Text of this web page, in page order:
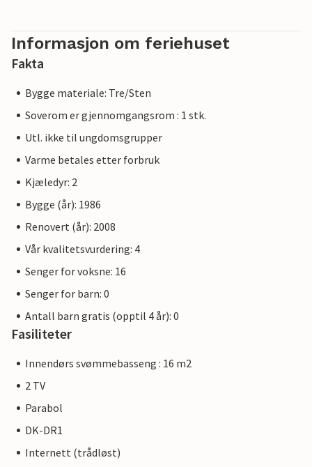
Informasjon om feriehuset
Fakta
Bygge materiale: Tre/Sten
Soverom er gjennomgangsrom : 1 stk.
Utl. ikke til ungdomsgrupper
Varme betales etter forbruk
Kjæledyr: 2
Bygge (år): 1986
Renovert (år): 2008
Vår kvalitetsvurdering: 4
Senger for voksne: 16
Senger for barn: 0
Antall barn gratis (opptil 4 år): 0
Fasiliteter
Innendørs svømmebasseng : 16 m2
2 TV
Parabol
DK-DR1
Internett (trådløst)